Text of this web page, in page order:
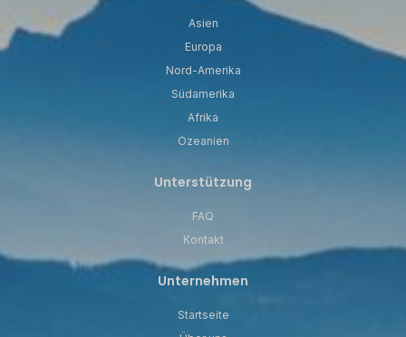
Asien
Europa
Nord-Amerika
Südamerika
Afrika
Ozeanien
Unterstützung
FAQ
Kontakt
Unternehmen
Startseite